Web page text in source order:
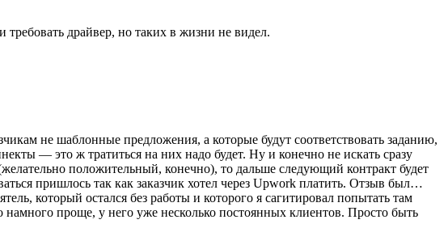
драйвер, но таких в жизни не видел.
не шаблонные предложения, а которые будут соответствовать заданию,
— это ж тратиться на них надо будет. Ну и конечно не искать сразу
положительный, конечно), то дальше следующий контракт будет
пришлось так как заказчик хотел через Upwork платить. Отзыв был…
который остался без работы и которого я сагитировал попытать там
проще, у него уже несколько постоянных клиентов. Просто быть